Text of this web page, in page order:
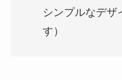
シンプルなデザ
す）